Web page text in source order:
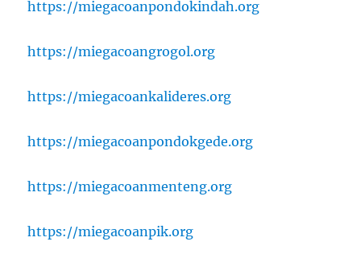
https://miegacoanpondokindah.org
https://miegacoangrogol.org
https://miegacoankalideres.org
https://miegacoanpondokgede.org
https://miegacoanmenteng.org
https://miegacoanpik.org